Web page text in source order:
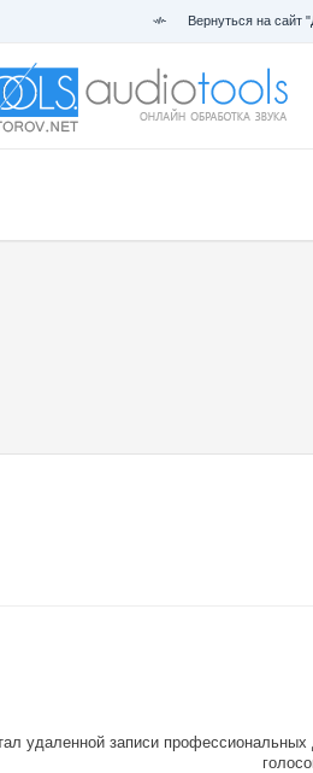
Вернуться на сайт
удаленной записи